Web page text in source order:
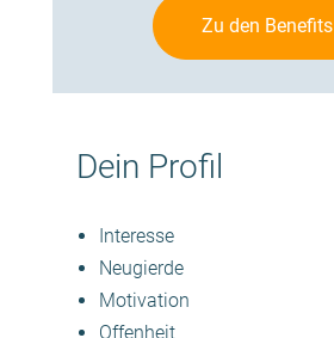
Zu den Benefits
Dein Profil
Interesse
Neugierde
Motivation
Offenheit